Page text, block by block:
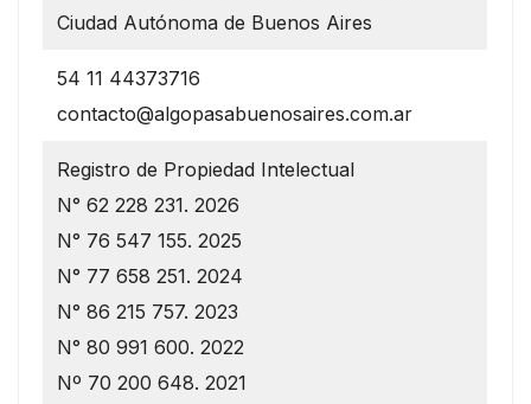
Ciudad Autónoma de Buenos Aires
54 11 44373716
contacto@algopasabuenosaires.com.ar
Registro de Propiedad Intelectual
N° 62 228 231. 2026
N° 76 547 155. 2025
N° 77 658 251. 2024
N° 86 215 757. 2023
N° 80 991 600. 2022
Nº 70 200 648. 2021